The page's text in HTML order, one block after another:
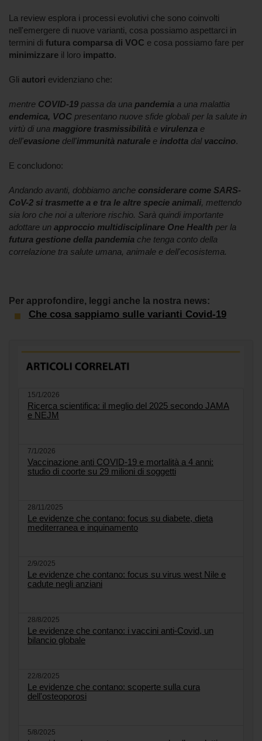
La review esplora i processi evolutivi che sono coinvolti
nell'emergere di nuove varianti, cosa possiamo aspettarci in
termini di futura comparsa di VOC e cosa possiamo fare per
minimizzare il loro impatto.
Gli autori evidenziano che:
mentre COVID-19 passa da una pandemia a una malattia
endemica, VOC presentano nuove sfide globali per la salute in
virtù di una maggiore trasmissibilità e virulenza e
dell'evasione dell'immunità naturale e indotta dal vaccino.
E concludono:
Andando avanti, dobbiamo anche considerare come SARS-
CoV-2 si trasmette a e tra le altre specie animali, mettendo
sia loro che noi a ulteriore rischio. Sarà quindi importante
adottare un approccio multidisciplinare One Health per la
futura gestione della pandemia che tenga conto della
correlazione tra salute umana, animale e dell'ecosistema.
Per approfondire, leggi anche la nostra news:
Che cosa sappiamo sulle varianti Covid-19
15/1/2026
Ricerca scientifica: il meglio del 2025 secondo JAMA
e NEJM
7/1/2026
Vaccinazione anti COVID-19 e mortalità a 4 anni:
studio di coorte su 29 milioni di soggetti
28/11/2025
Le evidenze che contano: focus su diabete, dieta
mediterranea e inquinamento
2/9/2025
Le evidenze che contano: focus su virus west Nile e
cadute negli anziani
28/8/2025
Le evidenze che contano: i vaccini anti-Covid, un
bilancio globale
22/8/2025
Le evidenze che contano: scoperte sulla cura
dell'osteoporosi
5/8/2025